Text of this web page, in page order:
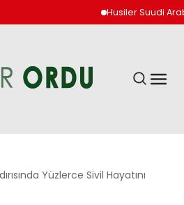
Husiler Suudi
Yüzlerce Sivil Hayatını